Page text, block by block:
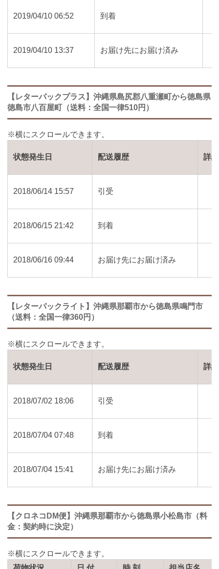
2019/04/10 06:52 到着
2019/04/10 13:37 お届け先にお届け済み
【レターパックプラス】沖縄県島尻郡八重瀬町から徳島県
徳島市八百屋町（送料：全国一律510円）
状態発生日 配送履歴 詳細
2018/06/14 15:57 引受
2018/06/15 21:42 到着
2018/06/16 09:44 お届け先にお届け済み
【レターパックライト】沖縄県那覇市から徳島県鳴門市
（送料：全国一律360円）
状態発生日 配送履歴 詳細
2018/07/02 18:06 引受
2018/07/04 07:48 到着
2018/07/04 15:41 お届け先にお届け済み
【クロネコDM便】沖縄県那覇市から徳島県小松島市（料
金：契約時に決定）